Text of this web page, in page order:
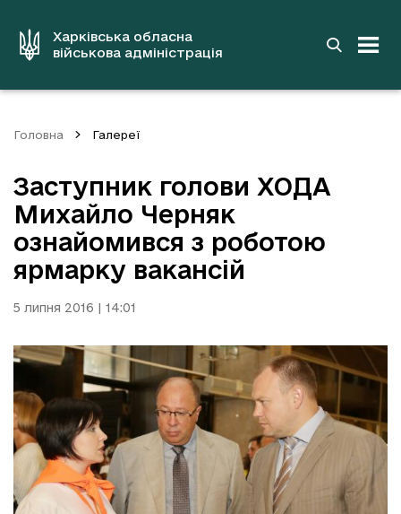
вмістуХарківська обласна
військова адміністрація
Головна Галереї
Заступник голови ХОДА
Михайло Черняк
ознайомився з роботою
ярмарку вакансій
5 липня 2016 | 14:01